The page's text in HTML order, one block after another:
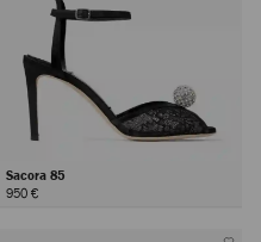
Sacora 85
950 €